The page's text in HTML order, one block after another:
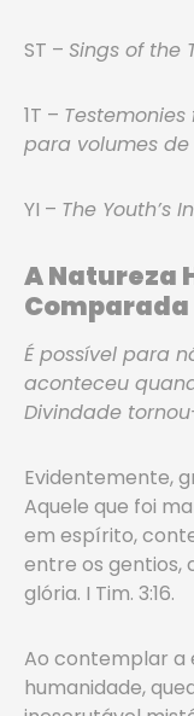
ST – Sings of the
1T – Testemonies
para volumes de
YI – The
A Natureza
Comparada
É possível para
aconteceu
Divindade
Evidentemente,
Aquele que foi
em espírito,
entre os gentios,
glória. I Tim. 3:16.
Ao contemplar a
humanidade,